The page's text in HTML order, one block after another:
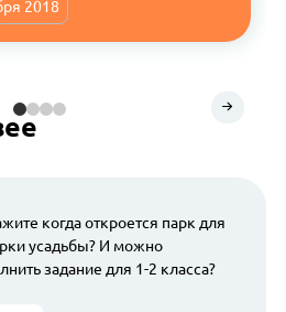
2018
когда откроется парк для
усадьбы? И можно
задание для 1-2 класса?